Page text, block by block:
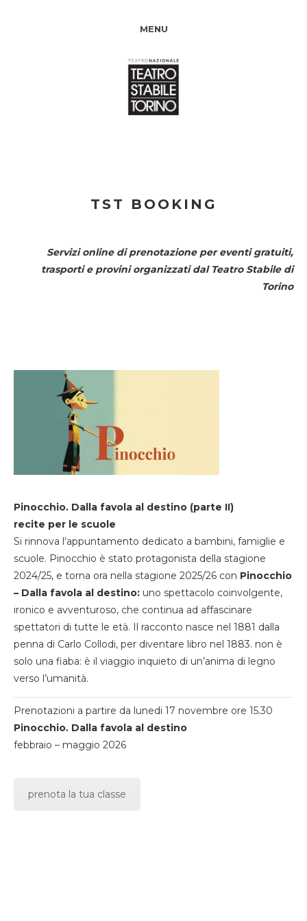
MENU
TST BOOKING
Servizi online di prenotazione per eventi gratuiti,
trasporti e provini organizzati dal Teatro Stabile di
Torino
Pinocchio. Dalla favola al destino (parte II)
recite per le scuole
Si rinnova l’appuntamento dedicato a bambini, famiglie e
scuole. Pinocchio è stato protagonista della stagione
2024/25, e torna ora nella stagione 2025/26 con Pinocchio
– Dalla favola al destino: uno spettacolo coinvolgente,
ironico e avventuroso, che continua ad affascinare
spettatori di tutte le età. Il racconto nasce nel 1881 dalla
penna di Carlo Collodi, per diventare libro nel 1883. non è
solo una fiaba: è il viaggio inquieto di un’anima di legno
verso l’umanità.
Prenotazioni a partire da lunedi 17 novembre ore 15.30
Pinocchio. Dalla favola al destino
febbraio – maggio 2026
prenota la tua classe